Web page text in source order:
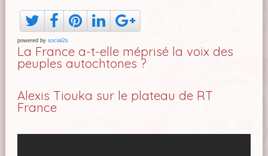
powered by social2s
La France a-t-elle méprisé la voix des
peuples autochtones ?
Alexis Tiouka sur le plateau de RT
France